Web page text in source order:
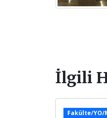
İlgili
Fakülte/YO/